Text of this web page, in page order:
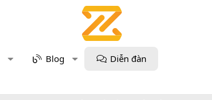
Blog Diễn đàn